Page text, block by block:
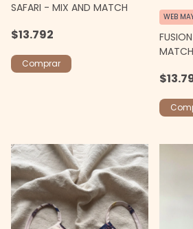
SAFARI - MIX AND MATCH
$13.792
Comprar
MATCH
WEB